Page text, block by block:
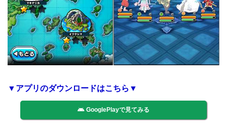
▼アプリのダウンロードはこちら▼
GooglePlayで見てみる